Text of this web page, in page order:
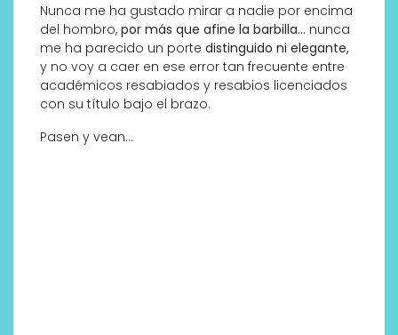
Nunca me ha gustado mirar a nadie por encima
del hombro, por más que afine la barbilla… nunca
me ha parecido un porte distinguido ni elegante,
y no voy a caer en ese error tan frecuente entre
académicos resabiados y resabios licenciados
con su título bajo el brazo.
Pasen y vean…